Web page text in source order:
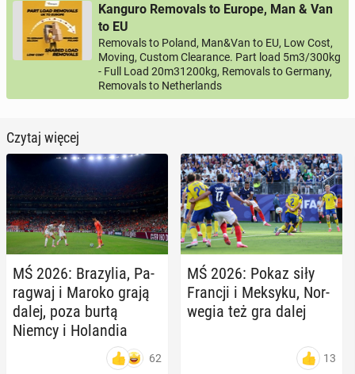
Kanguro Removals to Europe, Man & Van
to EU
Removals to Poland, Man&Van to EU, Low Cost,
Moving, Custom Clearance. Part load 5m3/300kg
- Full Load 20m31200kg, Removals to Germany,
Removals to Netherlands
Czytaj więcej
MŚ 2026: Bra­zy­lia, Pa­
ra­gwaj i Maroko grają
dalej, poza burtą
Niemcy i Ho­lan­dia
62
MŚ 2026: Pokaz siły
Francji i Meksyku, Nor­
we­gia też gra dalej
13